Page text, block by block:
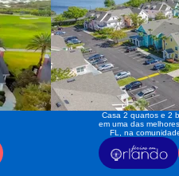
Casa 2 quartos e 2
em uma das
FL, na